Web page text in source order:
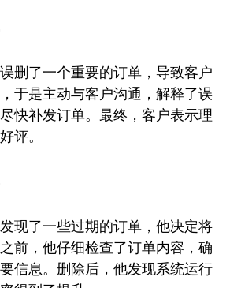
删了一个重要的订单，导致客户
于是主动与客户沟通，解释了误
快补发订单。最终，客户表示理
评。
现了一些过期的订单，他决定将
前，他仔细检查了订单内容，确
信息。删除后，他发现系统运行